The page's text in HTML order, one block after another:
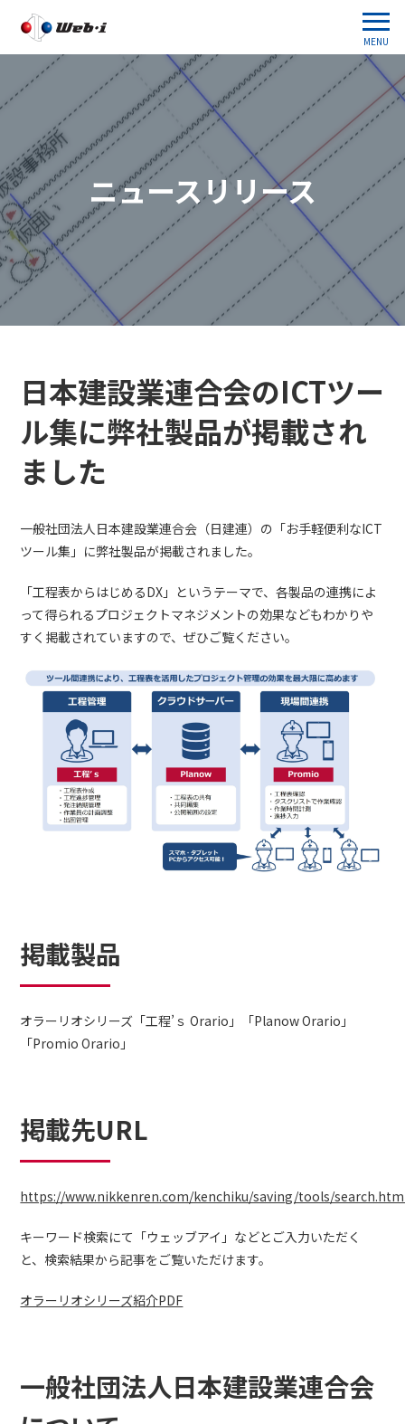
MENU
ニュースリリース
日本建設業連合会のICTツー
ル集に弊社製品が掲載され
ました
一般社団法人日本建設業連合会（日建連）の「お手軽便利なICT
ツール集」に弊社製品が掲載されました。
「工程表からはじめるDX」というテーマで、各製品の連携によ
って得られるプロジェクトマネジメントの効果などもわかりや
すく掲載されていますので、ぜひご覧ください。
掲載製品
オラーリオシリーズ「工程’ｓ Orario」「Planow Orario」
「Promio Orario」
掲載先URL
https://www.nikkenren.com/kenchiku/saving/tools/
キーワード検索にて「ウェッブアイ」などとご入力いただく
と、検索結果から記事をご覧いただけます。
オラーリオシリーズ紹介PDF
一般社団法人日本建設業連合会